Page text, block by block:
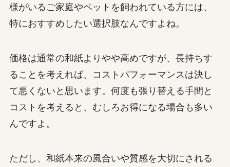
様がいるご家庭やペットを飼われている方には、
特におすすめしたい選択肢なんですよね。
価格は通常の和紙よりやや高めですが、長持ちす
ることを考えれば、コストパフォーマンスは決し
て悪くないと思います。何度も張り替える手間と
コストを考えると、むしろお得になる場合も多い
んですよ。
ただし、和紙本来の風合いや質感を大切にされる